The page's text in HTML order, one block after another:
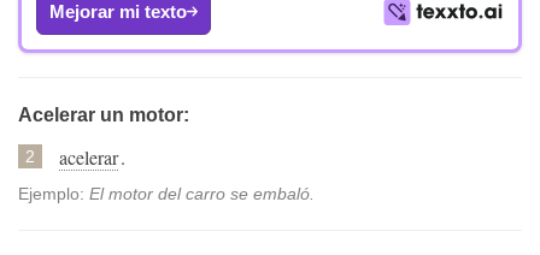
Mejorar mi texto
Acelerar un motor:
2 acelerar.
Ejemplo: El motor del carro se embaló.